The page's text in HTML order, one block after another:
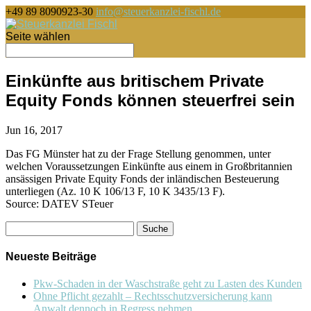
+49 89 8090923-30 info@steuerkanzlei-fischl.de
Seite wählen
Einkünfte aus britischem Private
Equity Fonds können steuerfrei sein
Jun 16, 2017
Das FG Münster hat zu der Frage Stellung genommen, unter
welchen Voraussetzungen Einkünfte aus einem in Großbritannien
ansässigen Private Equity Fonds der inländischen Besteuerung
unterliegen (Az. 10 K 106/13 F, 10 K 3435/13 F).
Source: DATEV STeuer
nach:
Neueste Beiträge
Pkw-Schaden in der Waschstraße geht zu Lasten des Kunden
Ohne Pflicht gezahlt – Rechtsschutzversicherung kann